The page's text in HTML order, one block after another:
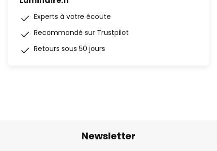
Experts à votre écoute
Recommandé sur Trustpilot
Retours sous 50 jours
Newsletter